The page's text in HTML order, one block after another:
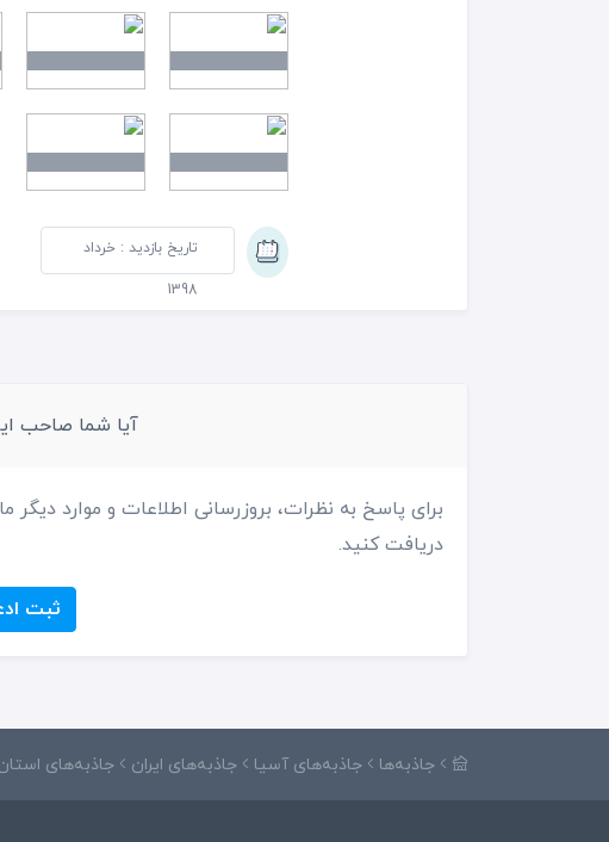
بعدها بعضی قسمتها ی ان
ورودیهای مختلف این بازار به نام
بازار روس و بازار آراز قدیمیترین
بود و مزیت قیمتی چندانی مشاهده
دیگه خیلی مناسب تر بود . در
مجتمعهای تجاری بزنید.
تاریخ بازدید : خرداد
1398
آیا شما صاحب
برای پاسخ به نظرات، بروزرسانی اطلاعات و موارد
دریافت کنید.
ثبت
جاذبه‌ها جاذبه‌های آسیا جاذبه‌های ایران جاذبه‌های